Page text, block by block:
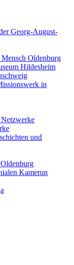
Georg-August-
Oldenburg
Hildesheim
in
und
Kamerun